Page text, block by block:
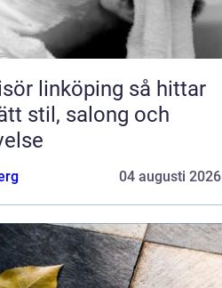
linköping så hittar
stil, salong och
04 augusti 2026